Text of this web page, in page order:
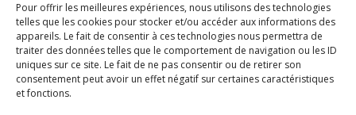
Pour offrir les meilleures expériences, nous utilisons des technologies
telles que les cookies pour stocker et/ou accéder aux informations des
appareils. Le fait de consentir à ces technologies nous permettra de
traiter des données telles que le comportement de navigation ou les ID
uniques sur ce site. Le fait de ne pas consentir ou de retirer son
consentement peut avoir un effet négatif sur certaines caractéristiques
et fonctions.